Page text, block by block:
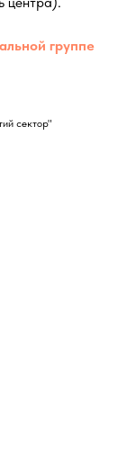
группе
сектор"